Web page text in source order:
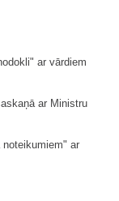
ar vārdiem
ar Ministru
ar